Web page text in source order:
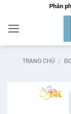
nội
dung
Phân
TRANG CHỦ /